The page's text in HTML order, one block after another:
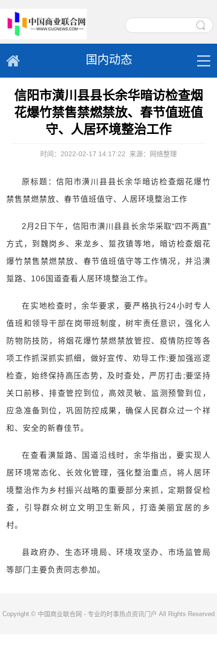
国内动态
信阳市潢川县县长余华暗访检查烟
花爆竹禁售禁燃禁放、春节值班值
守、人居环境整治工作
时间：2022-02-17 14:17:22 来源：网络整理
原标题：信阳市潢川县县长余华暗访检查烟花爆竹
禁售禁燃禁放、春节值班值守、人居环境整治工作
2月2日下午，信阳市潢川县县长余华采取“四不两直”
方式，到魏岗乡、来龙乡、踅孜镇等地，暗访检查烟花
爆竹禁售禁燃禁放、春节值班值守等工作情况，并沿潢
踅路、106国道查看人居环境整治工作。
在实地检查时，余华要求，要严格执行24小时专人
值班和领导干部在岗带班制度，树牢责任意识，强化人
防物防技防，将烟花爆竹禁燃禁放管控、疫情防控等各
项工作抓深抓实抓细，做好宣传、劝导工作;要加强巡逻
检查，始终保持高压态势，及时查处，严厉打击;要坚持
关口前移、排查管控到位，高效灵敏、监测预警到位，
应急准备到位，巩固防控成果，确保人民群众过一个祥
和、安全的新春佳节。
在查看潢踅路、国道沿线时，余华指出，要实现人
居环境常态化、长效化管理，强化整治重点，将人居环
境整治作为乡村振兴战略的重要部分来抓，定期督促检
查，引导群众树立文明卫生新风，打造美丽宜居的乡
村。
县政府办、生态环境局、环境攻坚办、市场监管局
等部门主要负责同志参加。
Copyright © 中国商业联合网 - 专业的时事热点资讯门户 All Rights Reserved